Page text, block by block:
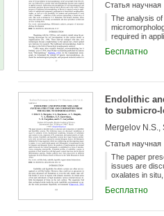
GIS or 3D
parameters -
compaction
Статья научная
The analysis
required in
to application
accumulated,
Бесплатно
Endolithic
to submicro-
Статья научная
The paper
issues are
oxalates in
inhabited by
and/or
Бесплатно